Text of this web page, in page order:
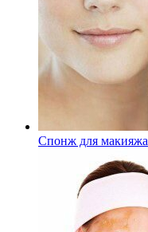
Спонж для макияжа